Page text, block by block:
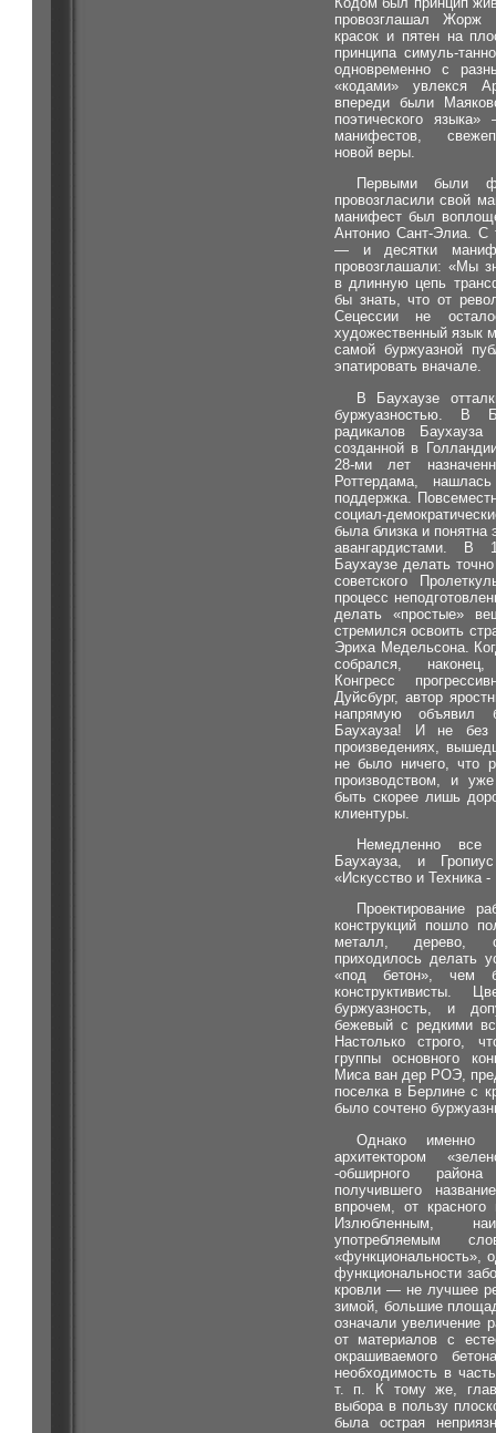
провозглашал Жорж
красок и пятен на
принципа симуль-
одновременно с
«кодами» увлекся
впереди были
поэтического
манифестов,
новой веры.
Первыми были
провозгласили свой
манифест был
Антонио Сант-Элиа. С
— и десятки
провозглашали: «Мы
в длинную цепь
бы знать, что от
Сецессии не
художественный язык
самой буржуазной
эпатировать вначале.
В Баухаузе
буржуазностью. В
радикалов
созданной в
28-ми лет
Роттердама,
поддержка.
социал-
была близка и понятна
авангардистами. В
Баухаузе делать
советского
процесс
делать «простые»
стремился освоить
Эриха Медельсона.
собрался,
Конгресс
Дуйсбург, автор
напрямую объявил
Баухауза! И не
произведениях,
не было ничего, что
производством, и
быть скорее лишь
клиентуры.
Немедленно все
Баухауза, и
«Искусство и Техника
Проектирование
конструкций пошло
металл, дерево,
приходилось делать
«под бетон», чем
буржуазность, и
бежевый с редкими
Настолько строго,
группы основного
Миса ван дер РОЭ,
поселка в Берлине с
было сочтено
Однако именно
архитектором
-обширного
получившего
впрочем, от
Излюбленным,
употребляемым
«функциональность»,
функциональности
кровли — не лучшее
зимой, большие
означали увеличение
от материалов с
окрашиваемого
необходимость в
т. п. К тому же,
выбора в пользу
была острая